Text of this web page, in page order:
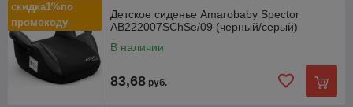
скидка1%по
промокоду
Детское сиденье Amarobaby Spector
AB222007SChSe/09 (черный/серый)
В наличии
83,68 руб.